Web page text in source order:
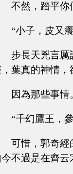
不然，踏平你
“小子，皮又
步長天兇言
葉真的神情
因為那些事情
“千幻鷹王，
可惜，郭奇經
不過是在齊